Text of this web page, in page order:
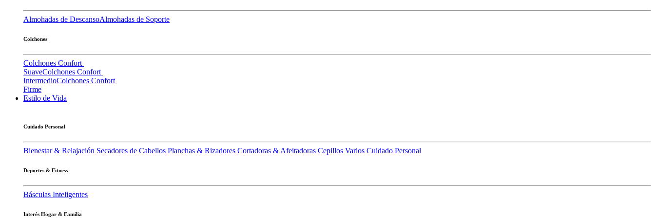
Almohadas de DescansoAlmohadas de Soporte
Colchones
Colchones Confort
SuaveColchones Confort
IntermedioColchones Confort
Firme
Estilo de Vida
Cuidado Personal
Bienestar & Relajación Secadores de Cabellos Planchas & Rizadores Cortadoras & Afeitadoras Cepillos Varios Cuidado Personal
Deportes & Fitness
Básculas Inteligentes
Interés Hogar & Familia